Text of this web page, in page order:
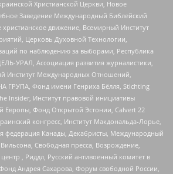
Христианской Церкви, Новое
Заведение Международный Библейский
движение, Всемирный Институт
Церковь Духовной Технологии,
по наблюдению за выборами, Республика
УРАЛ, Ассоциация развития журналистики,
Институт Международных Отношений,
ГРУПА, Фонд имени Генриха Бёлля, Stichting
Insider, Институт правовой инициативы
Европы, Фонд Открытой Эстонии, Calvert 22
конгресс, Институт Макдональда-Лорье,
федерация Канады, Декабристы, Международный
Свободная пресса, Возрождение,
, Риддл, Русский антивоенный комитет в
Андрея Сахарова, Форум свободной России,